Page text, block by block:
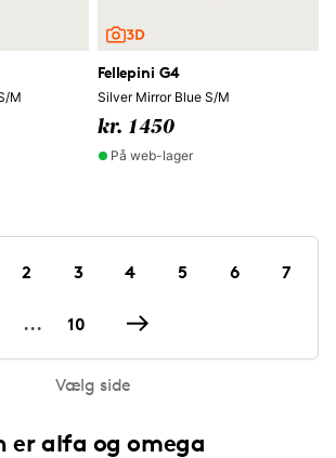
M
Fellepini G4
Silver Mirror Blue S/M
kr. 1450
På web-lager
2 3 4 5 6 7
... 10
Vælg side
er alfa og omega